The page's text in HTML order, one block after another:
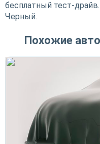
бесплатный тест-
Черный.
Похожие